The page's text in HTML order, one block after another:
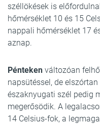
széllökések is
hőmérséklet 10 és 15
nappali hőmérséklet 17
aznap.
Pénteken változóan
napsütéssel, de
északnyugati szél pedig
megerősödik. A
14 Celsius-fok, a